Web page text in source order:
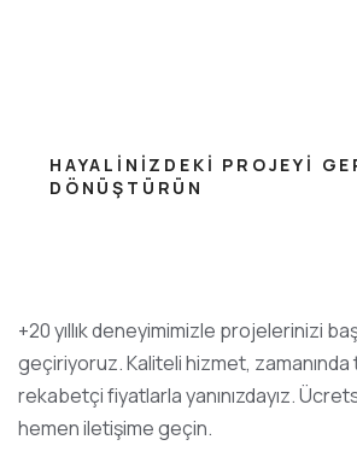
HAYALINIZDEKI PROJEYI
DÖNÜŞTÜRÜN
+20 yıllık deneyimimizle projelerinizi
geçiriyoruz. Kaliteli hizmet,
rekabetçi fiyatlarla yanınızdayız.
hemen iletişime geçin.